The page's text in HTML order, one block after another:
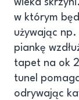
wieka
w którym
używając
piankę
tapet na ok
tunel
odrywając